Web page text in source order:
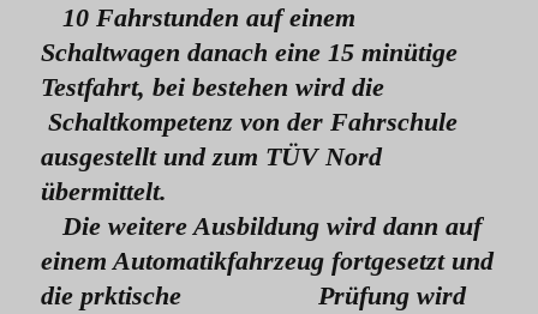
10 Fahrstunden auf einem
Schaltwagen danach eine 15 minütige
Testfahrt, bei bestehen wird die
Schaltkompetenz von der Fahrschule
ausgestellt und zum TÜV Nord
übermittelt.
Die weitere Ausbildung wird dann auf
einem Automatikfahrzeug fortgesetzt und
die prktische Prüfung wird